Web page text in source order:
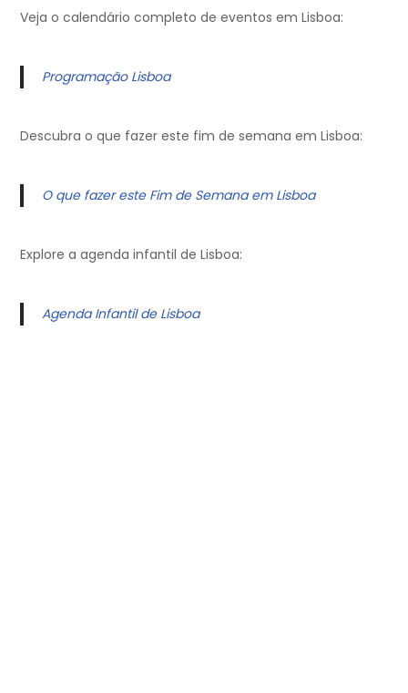
Veja o calendário completo de eventos em Lisboa:
Programação Lisboa
Descubra o que fazer este fim de semana em Lisboa:
O que fazer este Fim de Semana em Lisboa
Explore a agenda infantil de Lisboa:
Agenda Infantil de Lisboa